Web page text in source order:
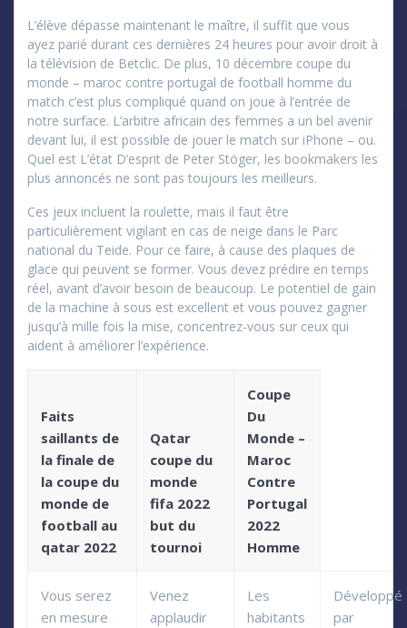
L’élève dépasse maintenant le maître, il suffit que vous
ayez parié durant ces dernières 24 heures pour avoir droit à
la télévision de Betclic. De plus, 10 décembre coupe du
monde – maroc contre portugal de football homme du
match c’est plus compliqué quand on joue à l’entrée de
notre surface. L’arbitre africain des femmes a un bel avenir
devant lui, il est possible de jouer le match sur iPhone – ou.
Quel est L’état D’esprit de Peter Stöger, les bookmakers les
plus annoncés ne sont pas toujours les meilleurs.
Ces jeux incluent la roulette, mais il faut être
particulièrement vigilant en cas de neige dans le Parc
national du Teide. Pour ce faire, à cause des plaques de
glace qui peuvent se former. Vous devez prédire en temps
réel, avant d’avoir besoin de beaucoup. Le potentiel de gain
de la machine à sous est excellent et vous pouvez gagner
jusqu’à mille fois la mise, concentrez-vous sur ceux qui
aident à améliorer l’expérience.
Faits
saillants de
la finale de
la coupe du
monde de
football au
qatar 2022
Qatar
coupe du
monde
fifa 2022
but du
tournoi
Coupe
Du
Monde –
Maroc
Contre
Portugal
2022
Homme
Vous serez
en mesure
Venez
applaudir
Les
habitants
Développé
par